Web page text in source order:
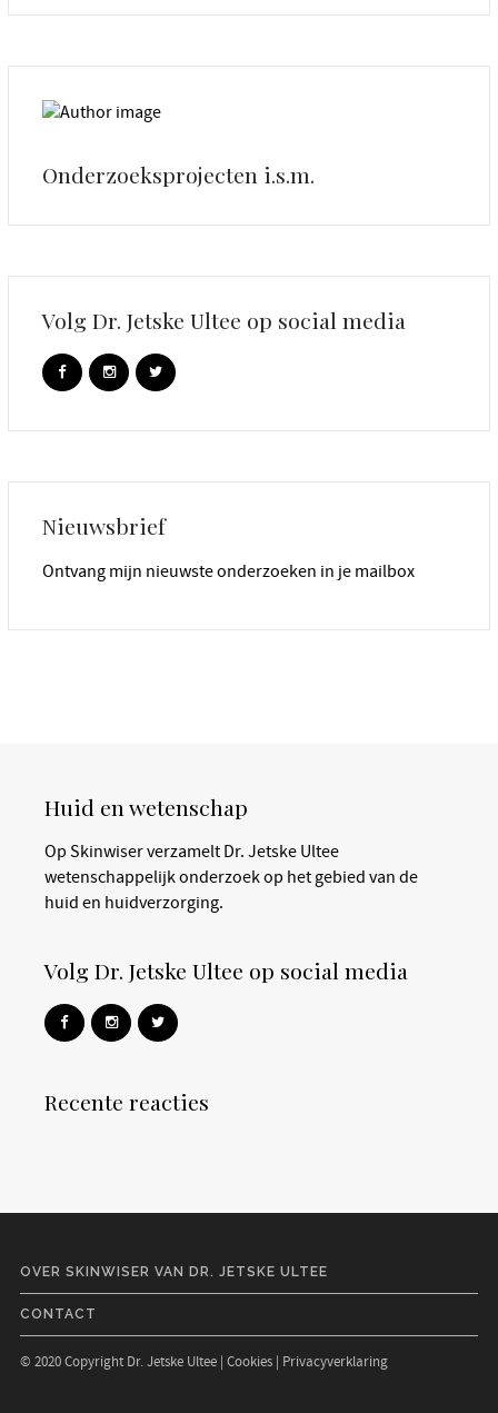
Onderzoeksprojecten i.s.m.
Volg Dr. Jetske Ultee op social media
Nieuwsbrief
Ontvang mijn nieuwste onderzoeken in je mailbox
Huid en wetenschap
Op Skinwiser verzamelt Dr. Jetske Ultee
wetenschappelijk onderzoek op het gebied van de
huid en huidverzorging.
Volg Dr. Jetske Ultee op social media
Recente reacties
OVER SKINWISER VAN DR. JETSKE ULTEE
CONTACT
© 2020 Copyright Dr. Jetske Ultee | Cookies| Privacyverklaring